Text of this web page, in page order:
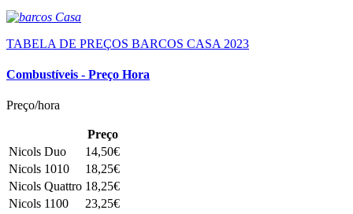
TABELA DE PREÇOS BARCOS CASA 2023
Combustíveis - Preço Hora
Preço/hora
Preço
Nicols Duo
14,50€
Nicols 1010
18,25€
Nicols Quattro 18,25€
Nicols 1100
23,25€